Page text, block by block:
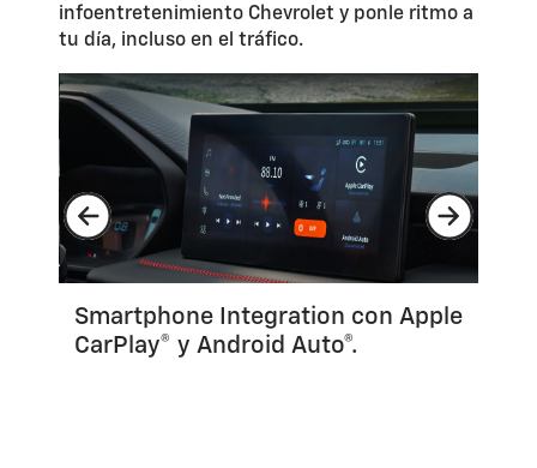
infoentretenimiento Chevrolet y ponle ritmo a
tu día, incluso en el tráfico.
Clúster configurable de 7".